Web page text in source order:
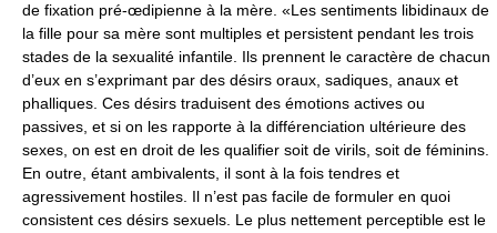
de fixation pré-œdipienne à la mère. «Les sentiments libidinaux de
la fille pour sa mère sont multiples et persistent pendant les trois
stades de la sexualité infantile. Ils prennent le caractère de chacun
d’eux en s’exprimant par des désirs oraux, sadiques, anaux et
phalliques. Ces désirs traduisent des émotions actives ou
passives, et si on les rapporte à la différenciation ultérieure des
sexes, on est en droit de les qualifier soit de virils, soit de féminins.
En outre, étant ambivalents, il sont à la fois tendres et
agressivement hostiles. Il n’est pas facile de formuler en quoi
consistent ces désirs sexuels. Le plus nettement perceptible est le